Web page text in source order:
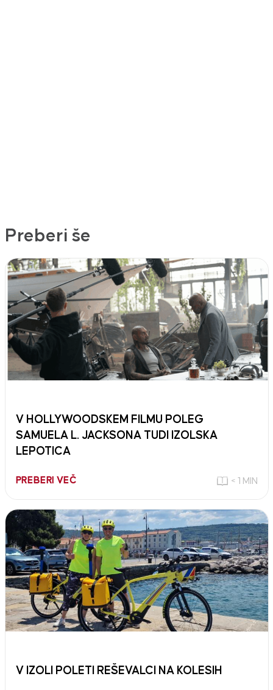
Preberi še
V HOLLYWOODSKEM FILMU POLEG
SAMUELA L. JACKSONA TUDI IZOLSKA
LEPOTICA
PREBERI VEČ < 1 MIN
V IZOLI POLETI REŠEVALCI NA KOLESIH